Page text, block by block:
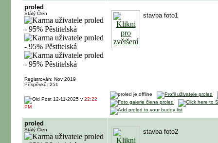
proled
Stálý Člen
Registrován: Nov 2019
Příspěvků: 251
stavba foto1
12-11-2025 v 22:22
PM
proled
Stálý Člen stavba foto2